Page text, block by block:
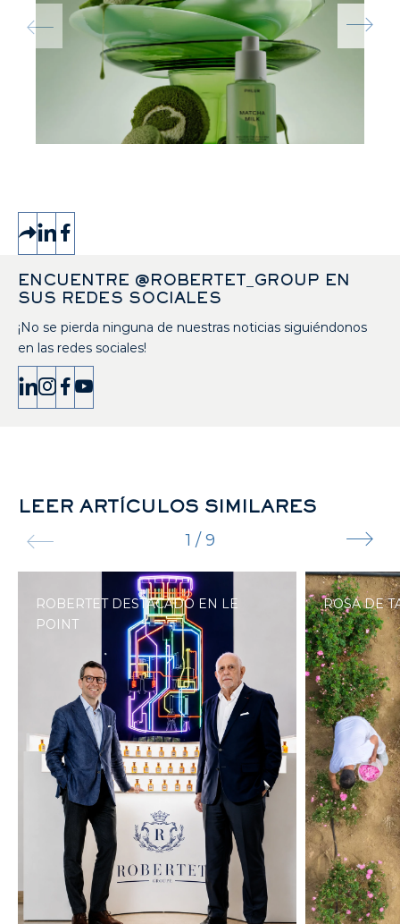
ENCUENTRE @ROBERTET_GROUP EN
SUS REDES SOCIALES
¡No se pierda ninguna de nuestras noticias siguiéndonos
en las redes sociales!
LEER ARTÍCULOS SIMILARES
1 /9
ROBERTET DESTACADO EN LE
POINT
ROSA DE